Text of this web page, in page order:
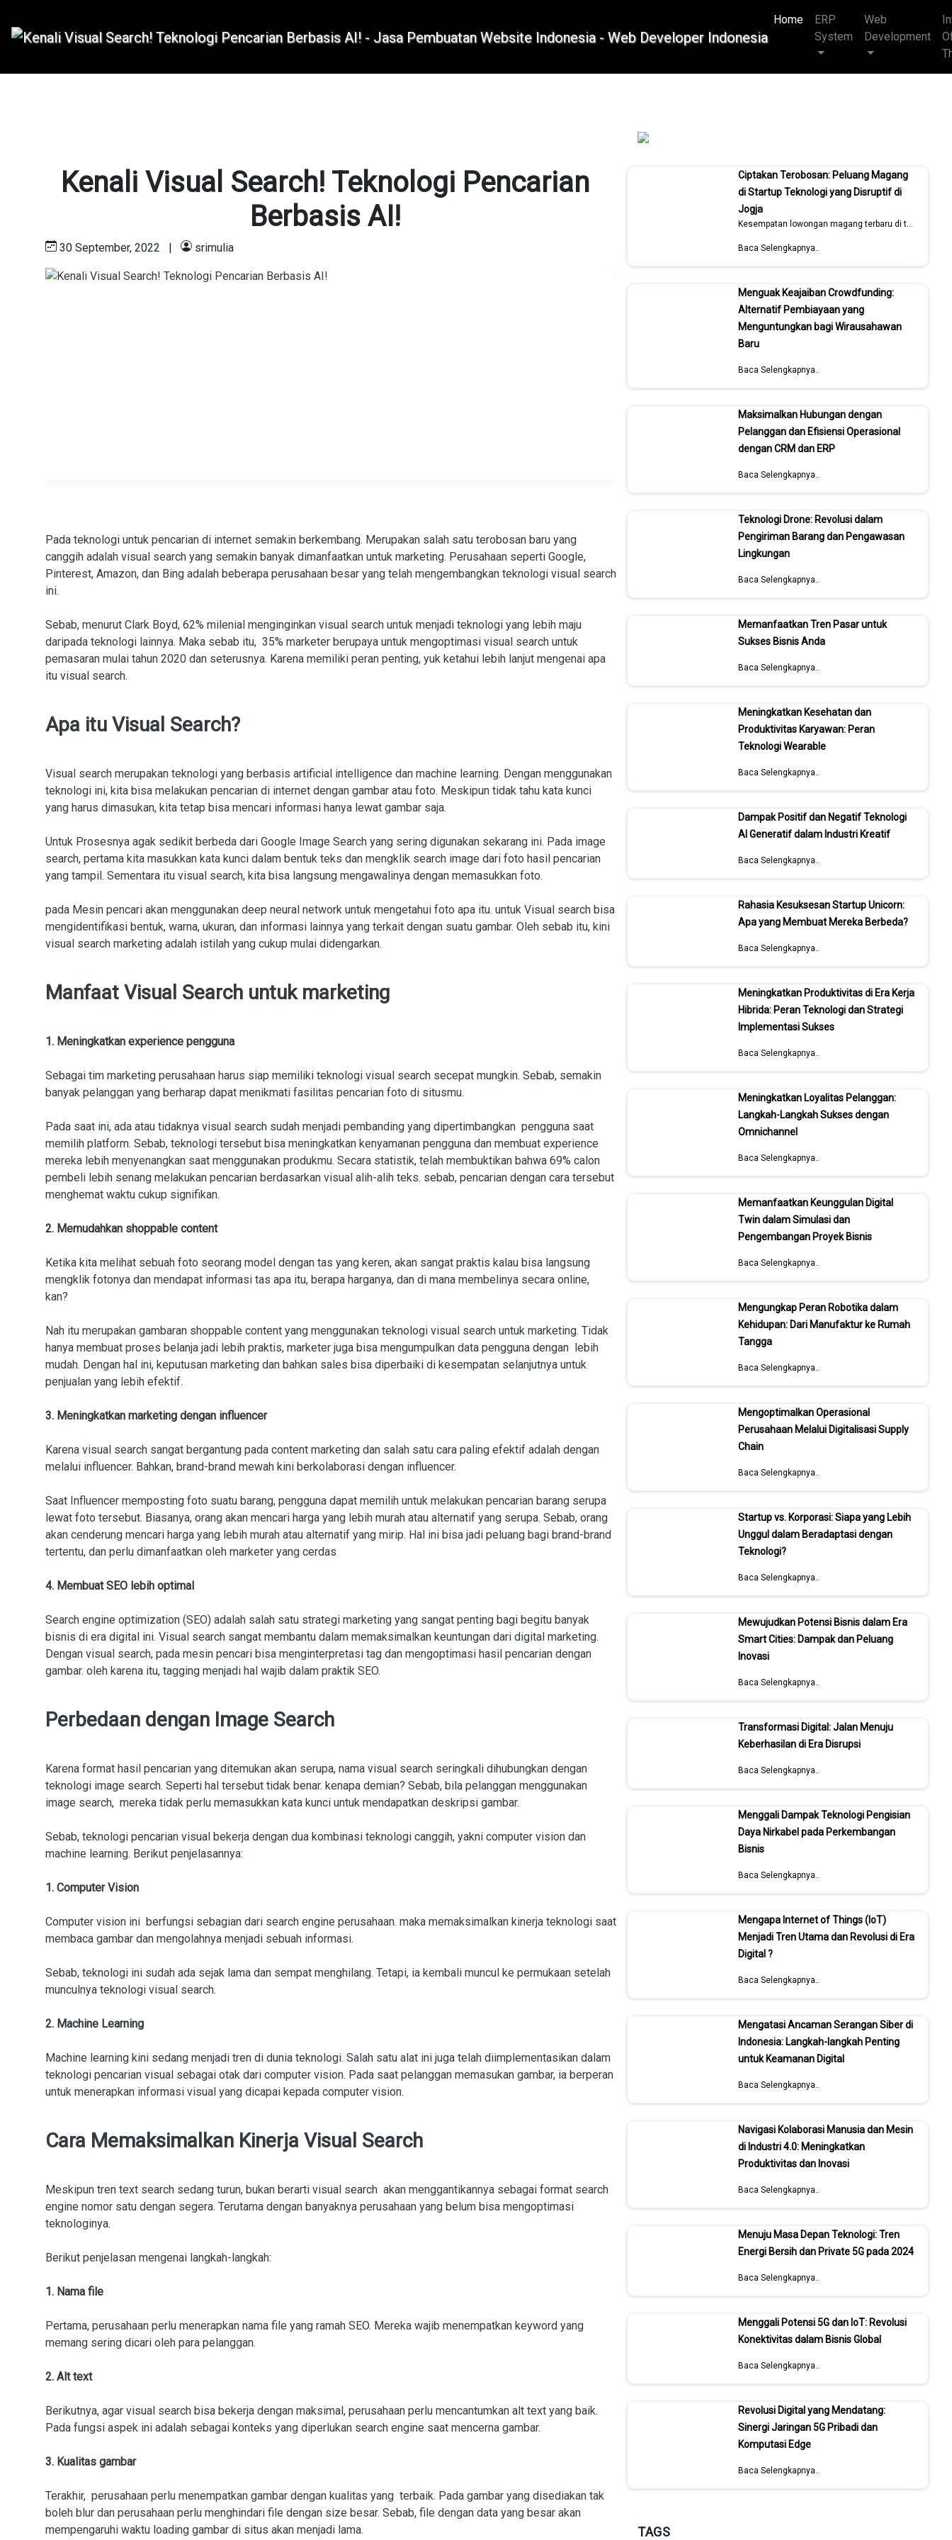
Home (current)
ERP
System
Web
Development
Kenali Visual Search! Teknologi Pencarian
Berbasis AI!
30 September, 2022 | srimulia
Pada teknologi untuk pencarian di internet semakin berkembang. Merupakan salah satu terobosan baru yang
canggih adalah visual search yang semakin banyak dimanfaatkan untuk marketing. Perusahaan seperti Google,
Pinterest, Amazon, dan Bing adalah beberapa perusahaan besar yang telah mengembangkan teknologi visual search
ini.
Sebab, menurut Clark Boyd, 62% milenial menginginkan visual search untuk menjadi teknologi yang lebih maju
daripada teknologi lainnya. Maka sebab itu, 35% marketer berupaya untuk mengoptimasi visual search untuk
pemasaran mulai tahun 2020 dan seterusnya. Karena memiliki peran penting, yuk ketahui lebih lanjut mengenai apa
itu visual search.
Apa itu Visual Search?
Visual search merupakan teknologi yang berbasis artificial intelligence dan machine learning. Dengan menggunakan
teknologi ini, kita bisa melakukan pencarian di internet dengan gambar atau foto. Meskipun tidak tahu kata kunci
yang harus dimasukan, kita tetap bisa mencari informasi hanya lewat gambar saja.
Untuk Prosesnya agak sedikit berbeda dari Google Image Search yang sering digunakan sekarang ini. Pada image
search, pertama kita masukkan kata kunci dalam bentuk teks dan mengklik search image dari foto hasil pencarian
yang tampil. Sementara itu visual search, kita bisa langsung mengawalinya dengan memasukkan foto.
pada Mesin pencari akan menggunakan deep neural network untuk mengetahui foto apa itu. untuk Visual search bisa
mengidentifikasi bentuk, warna, ukuran, dan informasi lainnya yang terkait dengan suatu gambar. Oleh sebab itu, kini
visual search marketing adalah istilah yang cukup mulai didengarkan.
Manfaat Visual Search untuk marketing
1. Meningkatkan experience pengguna
Sebagai tim marketing perusahaan harus siap memiliki teknologi visual search secepat mungkin. Sebab, semakin
banyak pelanggan yang berharap dapat menikmati fasilitas pencarian foto di situsmu.
Pada saat ini, ada atau tidaknya visual search sudah menjadi pembanding yang dipertimbangkan pengguna saat
memilih platform. Sebab, teknologi tersebut bisa meningkatkan kenyamanan pengguna dan membuat experience
mereka lebih menyenangkan saat menggunakan produkmu. Secara statistik, telah membuktikan bahwa 69% calon
pembeli lebih senang melakukan pencarian berdasarkan visual alih-alih teks. sebab, pencarian dengan cara tersebut
menghemat waktu cukup signifikan.
2. Memudahkan shoppable content
Ketika kita melihat sebuah foto seorang model dengan tas yang keren, akan sangat praktis kalau bisa langsung
mengklik fotonya dan mendapat informasi tas apa itu, berapa harganya, dan di mana membelinya secara online,
kan?
Nah itu merupakan gambaran shoppable content yang menggunakan teknologi visual search untuk marketing. Tidak
hanya membuat proses belanja jadi lebih praktis, marketer juga bisa mengumpulkan data pengguna dengan lebih
mudah. Dengan hal ini, keputusan marketing dan bahkan sales bisa diperbaiki di kesempatan selanjutnya untuk
penjualan yang lebih efektif.
3. Meningkatkan marketing dengan influencer
Karena visual search sangat bergantung pada content marketing dan salah satu cara paling efektif adalah dengan
melalui influencer. Bahkan, brand-brand mewah kini berkolaborasi dengan influencer.
Saat Influencer memposting foto suatu barang, pengguna dapat memilih untuk melakukan pencarian barang serupa
lewat foto tersebut. Biasanya, orang akan mencari harga yang lebih murah atau alternatif yang serupa. Sebab, orang
akan cenderung mencari harga yang lebih murah atau alternatif yang mirip. Hal ini bisa jadi peluang bagi brand-brand
tertentu, dan perlu dimanfaatkan oleh marketer yang cerdas
4. Membuat SEO lebih optimal
Search engine optimization (SEO) adalah salah satu strategi marketing yang sangat penting bagi begitu banyak
bisnis di era digital ini. Visual search sangat membantu dalam memaksimalkan keuntungan dari digital marketing.
Dengan visual search, pada mesin pencari bisa menginterpretasi tag dan mengoptimasi hasil pencarian dengan
gambar. oleh karena itu, tagging menjadi hal wajib dalam praktik SEO.
Perbedaan dengan Image Search
Karena format hasil pencarian yang ditemukan akan serupa, nama visual search seringkali dihubungkan dengan
teknologi image search. Seperti hal tersebut tidak benar. kenapa demian? Sebab, bila pelanggan menggunakan
image search, mereka tidak perlu memasukkan kata kunci untuk mendapatkan deskripsi gambar.
Sebab, teknologi pencarian visual bekerja dengan dua kombinasi teknologi canggih, yakni computer vision dan
machine learning. Berikut penjelasannya:
1. Computer Vision
Computer vision ini berfungsi sebagian dari search engine perusahaan. maka memaksimalkan kinerja teknologi saat
membaca gambar dan mengolahnya menjadi sebuah informasi.
Sebab, teknologi ini sudah ada sejak lama dan sempat menghilang. Tetapi, ia kembali muncul ke permukaan setelah
munculnya teknologi visual search.
2. Machine Learning
Machine learning kini sedang menjadi tren di dunia teknologi. Salah satu alat ini juga telah diimplementasikan dalam
teknologi pencarian visual sebagai otak dari computer vision. Pada saat pelanggan memasukan gambar, ia berperan
untuk menerapkan informasi visual yang dicapai kepada computer vision.
Cara Memaksimalkan Kinerja Visual Search
Meskipun tren text search sedang turun, bukan berarti visual search akan menggantikannya sebagai format search
engine nomor satu dengan segera. Terutama dengan banyaknya perusahaan yang belum bisa mengoptimasi
teknologinya.
Berikut penjelasan mengenai langkah-langkah:
1. Nama file
Pertama, perusahaan perlu menerapkan nama file yang ramah SEO. Mereka wajib menempatkan keyword yang
memang sering dicari oleh para pelanggan.
2. Alt text
Berikutnya, agar visual search bisa bekerja dengan maksimal, perusahaan perlu mencantumkan alt text yang baik.
Pada fungsi aspek ini adalah sebagai konteks yang diperlukan search engine saat mencerna gambar.
3. Kualitas gambar
Terakhir, perusahaan perlu menempatkan gambar dengan kualitas yang terbaik. Pada gambar yang disediakan tak
boleh blur dan perusahaan perlu menghindari file dengan size besar. Sebab, file dengan data yang besar akan
mempengaruhi waktu loading gambar di situs akan menjadi lama.
Ciptakan Terobosan: Peluang Magang
di Startup Teknologi yang Disruptif di
Jogja
Kesempatan lowongan magang terbaru di tahun 2026
Baca Selengkapnya..
Menguak Keajaiban Crowdfunding:
Alternatif Pembiayaan yang
Menguntungkan bagi Wirausahawan
Baru
Baca Selengkapnya..
Maksimalkan Hubungan dengan
Pelanggan dan Efisiensi Operasional
dengan CRM dan ERP
Baca Selengkapnya..
Teknologi Drone: Revolusi dalam
Pengiriman Barang dan Pengawasan
Lingkungan
Baca Selengkapnya..
Memanfaatkan Tren Pasar untuk
Sukses Bisnis Anda
Baca Selengkapnya..
Meningkatkan Kesehatan dan
Produktivitas Karyawan: Peran
Teknologi Wearable
Baca Selengkapnya..
Dampak Positif dan Negatif Teknologi
AI Generatif dalam Industri Kreatif
Baca Selengkapnya..
Rahasia Kesuksesan Startup Unicorn:
Apa yang Membuat Mereka Berbeda?
Baca Selengkapnya..
Meningkatkan Produktivitas di Era Kerja
Hibrida: Peran Teknologi dan Strategi
Implementasi Sukses
Baca Selengkapnya..
Meningkatkan Loyalitas Pelanggan:
Langkah-Langkah Sukses dengan
Omnichannel
Baca Selengkapnya..
Memanfaatkan Keunggulan Digital
Twin dalam Simulasi dan
Pengembangan Proyek Bisnis
Baca Selengkapnya..
Mengungkap Peran Robotika dalam
Kehidupan: Dari Manufaktur ke Rumah
Tangga
Baca Selengkapnya..
Mengoptimalkan Operasional
Perusahaan Melalui Digitalisasi Supply
Chain
Baca Selengkapnya..
Startup vs. Korporasi: Siapa yang Lebih
Unggul dalam Beradaptasi dengan
Teknologi?
Baca Selengkapnya..
Mewujudkan Potensi Bisnis dalam Era
Smart Cities: Dampak dan Peluang
Inovasi
Baca Selengkapnya..
Transformasi Digital: Jalan Menuju
Keberhasilan di Era Disrupsi
Baca Selengkapnya..
Menggali Dampak Teknologi Pengisian
Daya Nirkabel pada Perkembangan
Bisnis
Baca Selengkapnya..
Mengapa Internet of Things (IoT)
Menjadi Tren Utama dan Revolusi di Era
Digital ?
Baca Selengkapnya..
Mengatasi Ancaman Serangan Siber di
Indonesia: Langkah-langkah Penting
untuk Keamanan Digital
Baca Selengkapnya..
Navigasi Kolaborasi Manusia dan Mesin
di Industri 4.0: Meningkatkan
Produktivitas dan Inovasi
Baca Selengkapnya..
Menuju Masa Depan Teknologi: Tren
Energi Bersih dan Private 5G pada 2024
Baca Selengkapnya..
Menggali Potensi 5G dan IoT: Revolusi
Konektivitas dalam Bisnis Global
Baca Selengkapnya..
Revolusi Digital yang Mendatang:
Sinergi Jaringan 5G Pribadi dan
Komputasi Edge
Baca Selengkapnya..
TAGS